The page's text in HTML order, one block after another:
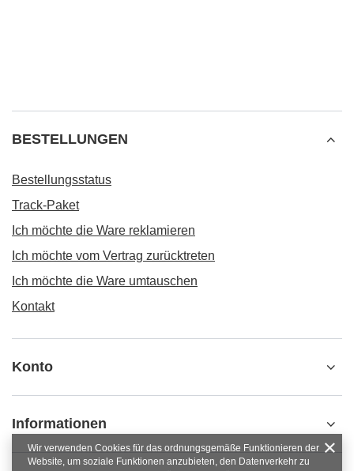
BESTELLUNGEN
Bestellungsstatus
Track-Paket
Ich möchte die Ware reklamieren
Ich möchte vom Vertrag zurücktreten
Ich möchte die Ware umtauschen
Kontakt
Konto
Informationen
Wir verwenden Cookies für das ordnungsgemäße Funktionieren der
Website, um soziale Funktionen anzubieten, den Datenverkehr zu